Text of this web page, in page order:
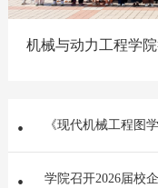
机械与动力工程学
《现代机械工程图
学院召开2026届校